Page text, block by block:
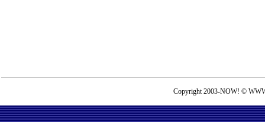
Copyright 2003-NOW! ©